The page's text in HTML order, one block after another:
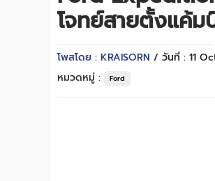
โจทย์สายตั้งแค้
โพสโดย : KRAISORN / วันที่ : 11
หมวดหมู่ :
Ford